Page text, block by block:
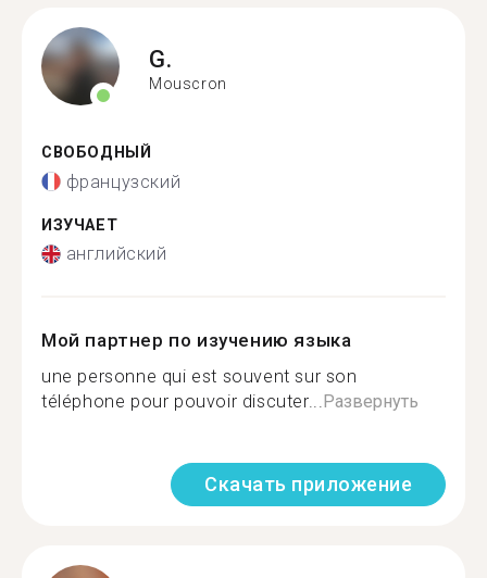
G.
Mouscron
СВОБОДНЫЙ
французский
ИЗУЧАЕТ
английский
Мой партнер по изучению языка
une personne qui est souvent sur son
téléphone pour pouvoir discuter...Развернуть
Скачать приложение